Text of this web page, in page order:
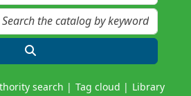
search Tag cloud Library